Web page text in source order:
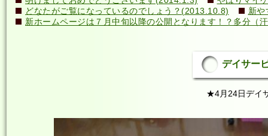
どなたがご覧になっているのでしょう？(2013.10.8)
新や
新ホームページは７月中旬以降の公開となります！？多分
デイサー
★4月24日デイ